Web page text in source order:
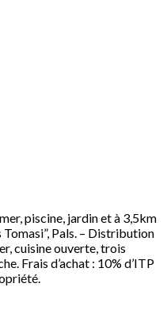
piscine, jardin et à 3,5km
Pals. – Distribution
cuisine ouverte, trois
Frais d’achat : 10% d’ITP